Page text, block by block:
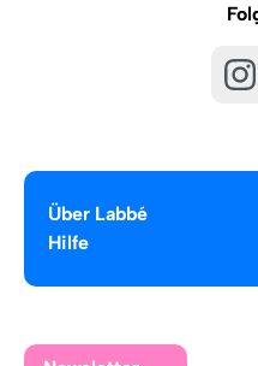
Über Labbé
Hilfe